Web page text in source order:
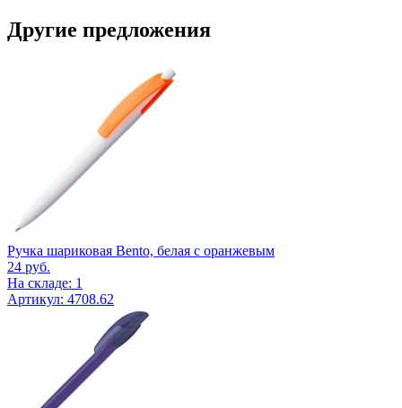
Другие предложения
Ручка шариковая Bento, белая с оранжевым
24 руб.
На складе: 1
Артикул: 4708.62